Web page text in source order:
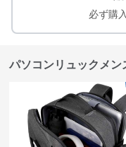
必ず購
パソコンリュックメン